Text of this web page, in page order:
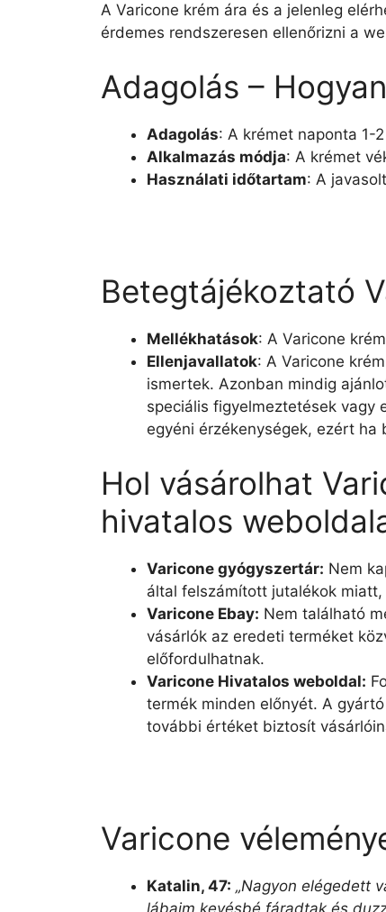
A Varicone krém ára és a jelenleg
érdemes rendszeresen ellenőrizni a
Adagolás –
Adagolás: A krémet naponta 1-
Alkalmazás módja: A krémet
Használati időtartam: A
Betegtájékoztató
Mellékhatások: A Varicone
Ellenjavallatok: A Varicone
ismertek. Azonban mindig
speciális figyelmeztetések vagy
egyéni érzékenységek, ezért
Hol vásárolhat
hivatalos
Varicone gyógyszertár: Nem
által felszámított jutalékok
Varicone Ebay: Nem található
vásárlók az eredeti terméket
előfordulhatnak.
Varicone Hivatalos weboldal:
termék minden előnyét. A
további értéket biztosít
Varicone
Katalin, 47: „Nagyon elégedett
lábaim kevésbé fáradtak és